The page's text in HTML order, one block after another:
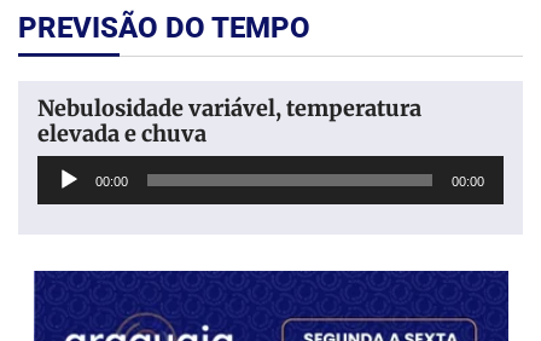
PREVISÃO DO TEMPO
Nebulosidade variável, temperatura
elevada e chuva
Tocador
00:00 00:00